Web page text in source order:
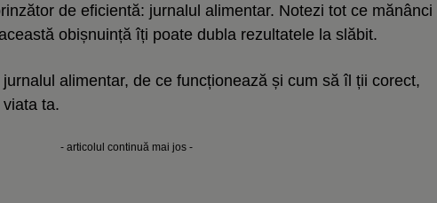
de eficientă: jurnalul alimentar. Notezi tot ce mănânci
obișnuință îți poate dubla rezultatele la slăbit.
alimentar, de ce funcționează și cum să îl ții corect,
ta.
- articolul continuă mai jos -